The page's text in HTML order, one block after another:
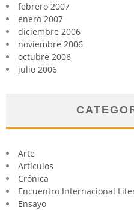
febrero 2007
enero 2007
diciembre 2006
noviembre 2006
octubre 2006
julio 2006
Arte
Artículos
Crónica
Encuentro Internacional
Ensayo